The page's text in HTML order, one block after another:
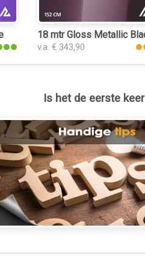
18 mtr Gloss Metallic
v.a. € 343,90
Is het de eerste